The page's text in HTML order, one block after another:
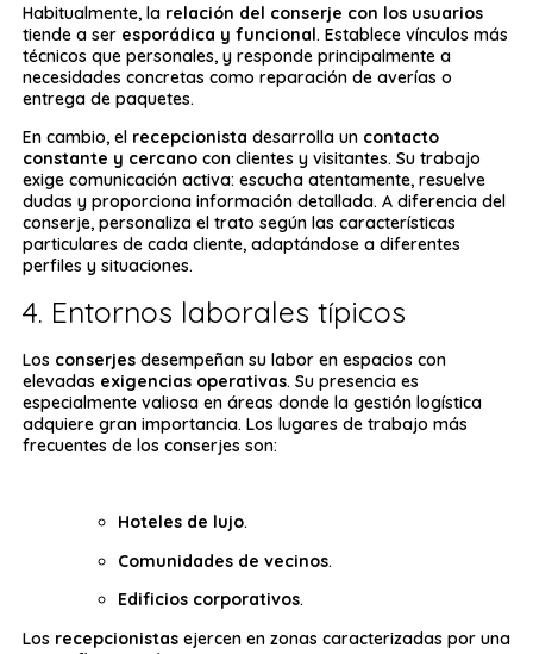
Habitualmente, la relación del conserje con los usuarios
tiende a seresporádica y funcional. Establece vínculos más
técnicos que personales, y responde principalmente a
necesidades concretas como reparación de averías o
entrega de paquetes.
En cambio, el recepcionista desarrolla un contacto
constante y cercanocon clientes y visitantes. Su trabajo
exige comunicación activa: escucha atentamente, resuelve
dudas y proporciona información detallada. A diferencia del
conserje, personaliza el trato según las características
particulares de cada cliente, adaptándose a diferentes
perfiles y situaciones.
4. Entornos laborales típicos
Los conserjes desempeñan su labor en espacios con
elevadas exigencias operativas. Su presencia es
especialmente valiosa en áreas donde la gestión logística
adquiere gran importancia. Los lugares de trabajo más
frecuentes de los conserjes son:
Hoteles de lujo.
Comunidades de vecinos.
Edificios corporativos.
Los recepcionistas ejercen en zonas caracterizadas por una